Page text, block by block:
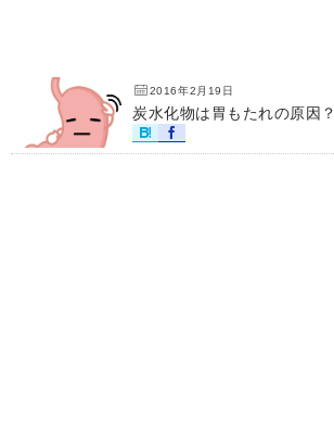
2016年2月19日
炭水化物は胃もたれの原因？